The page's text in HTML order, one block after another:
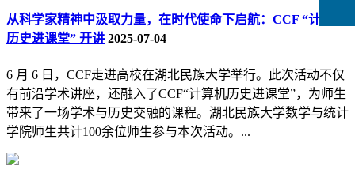
从科学家精神中汲取力量，在时代使命下启航：CCF “计算机
历史进课堂” 开讲 2025-07-04
6 月 6 日，CCF走进高校在湖北民族大学举行。此次活动不仅
有前沿学术讲座，还融入了CCF“计算机历史进课堂”，为师生
带来了一场学术与历史交融的课程。湖北民族大学数学与统计
学院师生共计100余位师生参与本次活动。...